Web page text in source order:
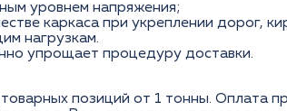
уровнем напряжения;
каркаса при укреплении дорог,
нагрузкам.
упрощает процедуру доставки.
позиций от 1 тонны. Оплата